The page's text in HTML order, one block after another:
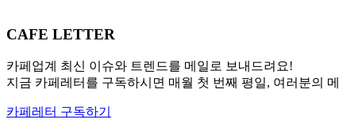
CAFE LETTER
카페업계 최신 이슈와 트렌드를 메일로 보내드려요!
지금 카페레터를 구독하시면 매월 첫 번째 평일, 여러분의
카페레터 구독하기